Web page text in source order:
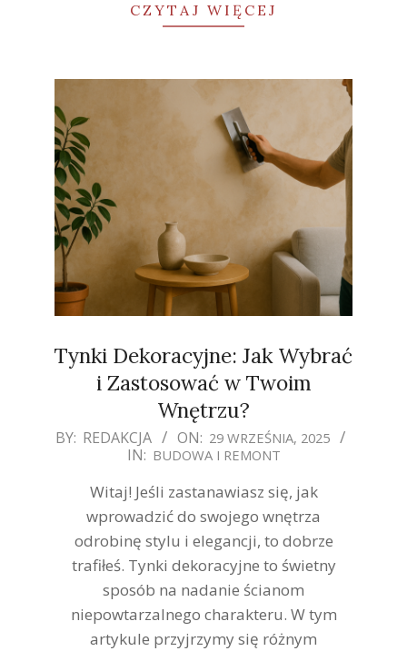
CZYTAJ WIĘCEJ
Tynki Dekoracyjne: Jak Wybrać
i Zastosować w Twoim
Wnętrzu?
2025-
BY: REDAKCJA ON: 29 WRZEŚNIA, 2025
IN: BUDOWA I REMONT
Witaj! Jeśli zastanawiasz się, jak
wprowadzić do swojego wnętrza
odrobinę stylu i elegancji, to dobrze
trafiłeś. Tynki dekoracyjne to świetny
sposób na nadanie ścianom
niepowtarzalnego charakteru. W tym
artykule przyjrzymy się różnym